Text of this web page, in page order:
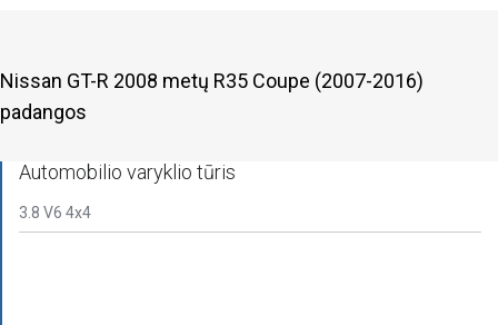
Nissan GT-R 2008 metų R35 Coupe (2007-2016)
padangos
Automobilio varyklio tūris
3.8 V6 4x4